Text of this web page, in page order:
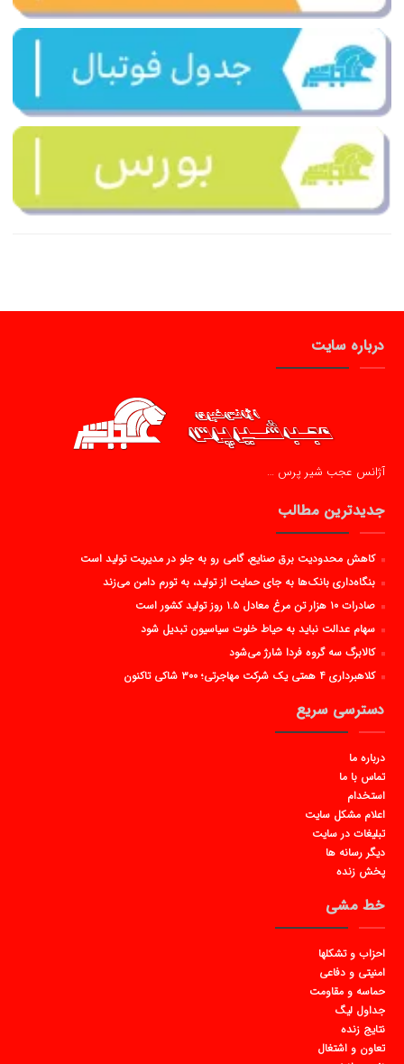
درباره سایت
آژانس عجب شیر پرس …
جدیدترین مطالب
کاهش محدودیت برق صنایع، گامی رو به جلو در مدیریت تولید است
بنگاه‌داری بانک‌ها به جای حمایت از تولید، به تورم دامن می‌زند
صادرات ۱۰ هزار تن مرغ معادل ۱.۵ روز تولید کشور است
سهام عدالت نباید به حیاط خلوت سیاسیون تبدیل شود
کالابرگ سه گروه فردا شارژ می‌شود
کلاهبرداری ۴ همتی یک شرکت مهاجرتی؛ ۳۰۰ شاکی تاکنون
دسترسی سریع
درباره ما
تماس با ما
استخدام
اعلام مشکل سایت
تبلیغات در سایت
دیگر رسانه ها
پخش زنده
خط مشی
احزاب و تشکلها
امنیتی و دفاعی
حماسه و مقاومت
جداول لیگ
نتایج زنده
تعاون و اشتغال